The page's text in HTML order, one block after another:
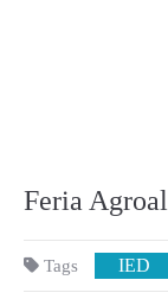
Feria
Tags IED